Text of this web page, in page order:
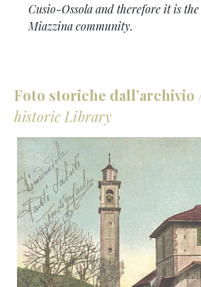
Cusio-Ossola and therefore it is
Miazzina community.
Foto storiche dall’archivio
historic Library